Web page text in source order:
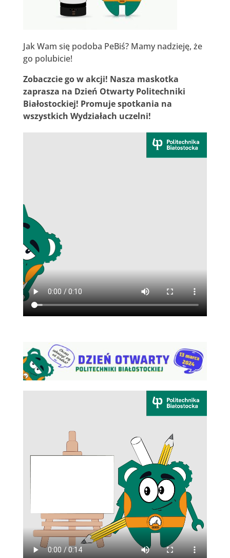
Jak Wam się podoba PeBiś? Mamy nadzieję, że
go polubicie!
Zobaczcie go w akcji! Nasza maskotka
zaprasza na Dzień Otwarty Politechniki
Białostockiej! Promuje spotkania na
wszystkich Wydziałach uczelni!